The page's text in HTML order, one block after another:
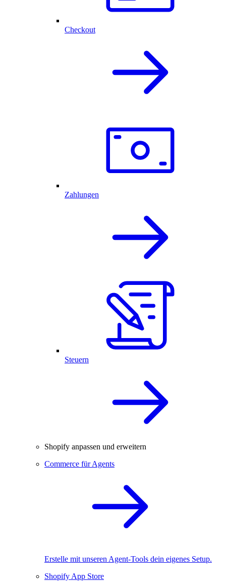
Checkout
Zahlungen
Steuern
Shopify anpassen und erweitern
Commerce für Agents
Erstelle mit unseren Agent-Tools dein eigenes Setup.
Shopify App Store